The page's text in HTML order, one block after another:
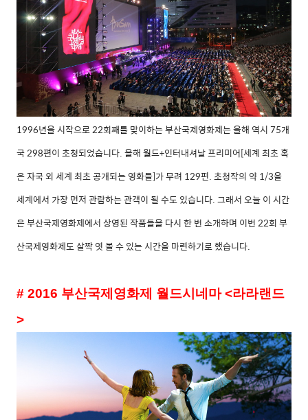
1996년을 시작으로22회째를 맞이하는 부산국제영화제는 올해 역시75개
국298편이 초청되었습니다.올해 월드+인터내셔날 프리미어[세계 최초 혹
은 자국 외 세계 최초 공개되는 영화들]가 무려 129편.초청작의 약1/3을
세계에서 가장 먼저 관람하는 관객이 될 수도 있습니다.그래서 오늘 이 시간
은 부산국제영화제에서 상영된 작품들을 다시 한 번 소개하며 이번22회 부
산국제영화제도 살짝 엿 볼 수 있는 시간을 마련하기로 했습니다.
# 2016 부산국제영화제 월드시네마<라라랜드
>